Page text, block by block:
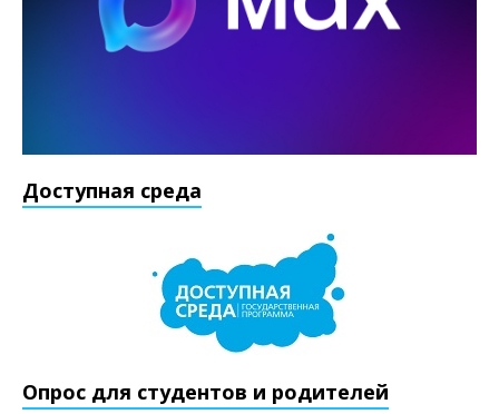
Доступная среда
Опрос для студентов и родителей